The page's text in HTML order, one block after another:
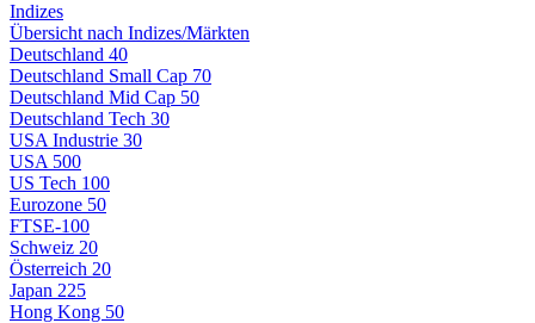
Indizes
Übersicht nach Indizes/Märkten
Deutschland 40
Deutschland Small Cap 70
Deutschland Mid Cap 50
Deutschland Tech 30
USA Industrie 30
USA 500
US Tech 100
Eurozone 50
FTSE-100
Schweiz 20
Österreich 20
Japan 225
Hong Kong 50